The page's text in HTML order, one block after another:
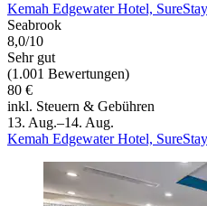
Kemah Edgewater Hotel,
Seabrook
8,0/10
Sehr gut
(1.001 Bewertungen)
80 €
inkl. Steuern & Gebühren
13. Aug.–14. Aug.
Kemah Edgewater Hotel,